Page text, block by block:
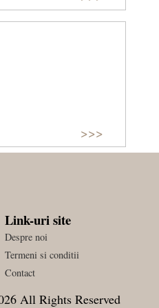
>>>
Link-uri site
Despre noi
Termeni si conditii
Contact
All Rights Reserved